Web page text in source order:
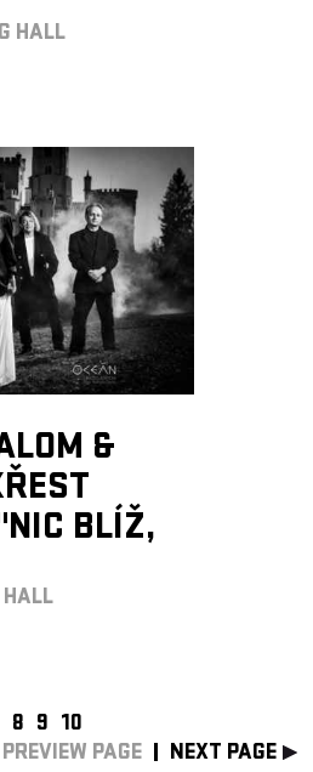
HALL
&
BLÍŽ,
8 9 10
PREVIEW PAGE
NEXT PAGE